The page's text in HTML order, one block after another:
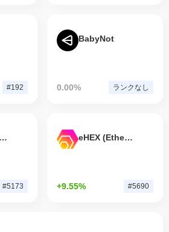
#192
BabyNot
0.00% ランクなし
Pulsechain Bridged HEX (Pulsechain)
#5173
eHEX (Ethereum)
+9.55% #5690